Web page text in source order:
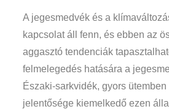
A jegesmedvék és a
kapcsolat áll fenn, és ebben az
aggasztó tendenciák
felmelegedés hatására a
Északi-sarkvidék, gyors
jelentősége kiemelkedő ezen